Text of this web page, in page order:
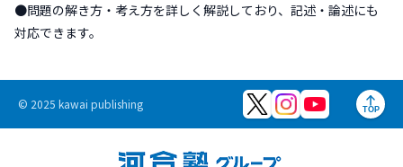
●問題の解き方・考え方を詳しく解説しており、記述・論述にも
対応できます。
© 2025 kawai publishing TOP